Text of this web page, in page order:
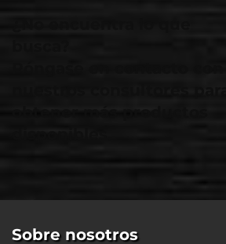
Sobre nosotros